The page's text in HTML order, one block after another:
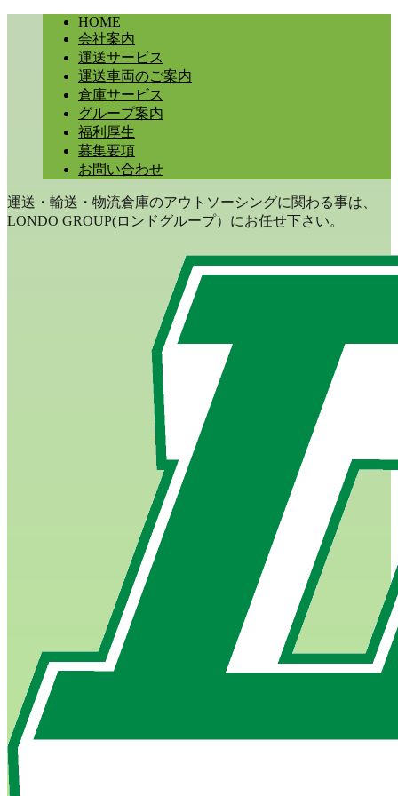
HOME
会社案内
運送サービス
運送車両のご案内
倉庫サービス
グループ案内
福利厚生
募集要項
お問い合わせ
運送・輸送・物流倉庫のアウトソーシングに関わる事は、
LONDO GROUP(ロンドグループ）にお任せ下さい。